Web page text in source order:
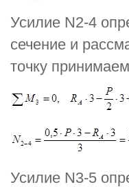
Усилие N2-4
сечение и
точку
Усилие N3-5